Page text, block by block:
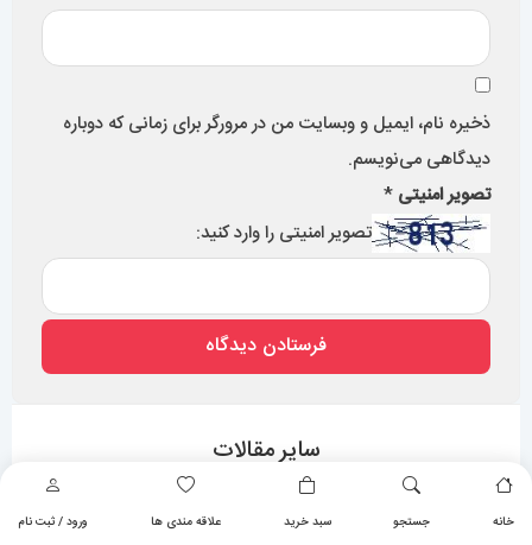
خانه جستجو سبد خرید علاقه مندی ها ورود / ثبت نام
فروش انواع ساعت مچی با کیفیت در تهران سعادت آباد
گالری مستر اسپشیال 0427